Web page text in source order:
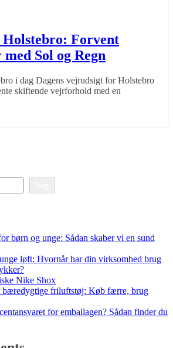
Forvent
Sol og Regn
i dag Dagens vejrudsigt for Holstebro
skiftende vejrforhold med en
børn og unge: Sådan skaber vi en sund
løft: Hvornår har din virksomhed brug
Nike Shox
bæredygtige friluftstøj: Køb færre, brug
for emballagen? Sådan finder du